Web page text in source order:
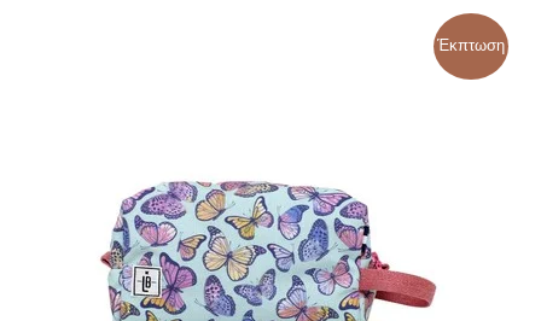
Έκπτωση